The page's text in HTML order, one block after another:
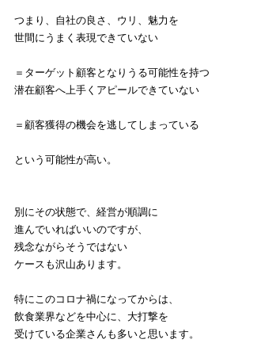
つまり、自社の良さ、ウリ、魅力を
世間にうまく表現できていない
＝ターゲット顧客となりうる可能性を持つ
潜在顧客へ上手くアピールできていない
＝顧客獲得の機会を逃してしまっている
という可能性が高い。
別にその状態で、経営が順調に
進んでいればいいのですが、
残念ながらそうではない
ケースも沢山あります。
特にこのコロナ禍になってからは、
飲食業界などを中心に、大打撃を
受けている企業さんも多いと思います。